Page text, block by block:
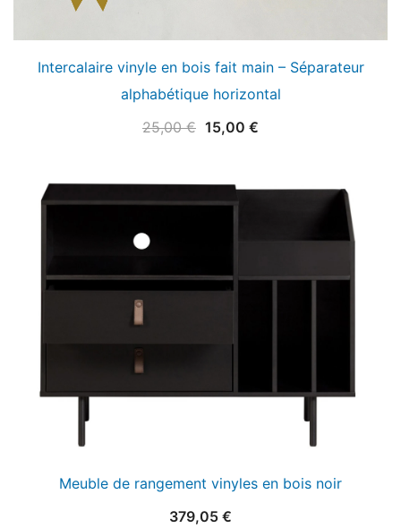
Intercalaire vinyle en bois fait main – Séparateur
alphabétique horizontal
25,00€ Le
était :
15,00 €
est :
Meuble de rangement vinyles en bois noir
379,05 €